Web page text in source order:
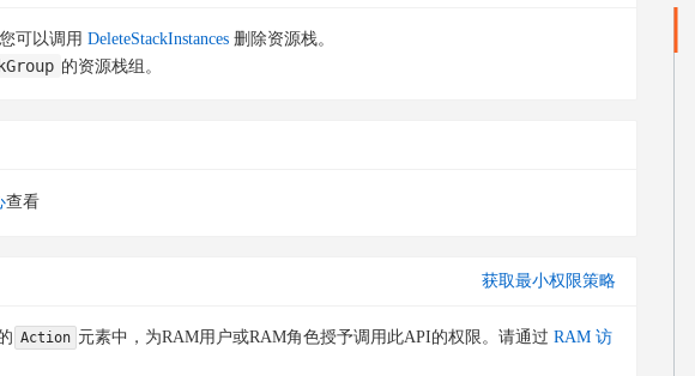
可以调用 DeleteStackInstances 删除资源栈。
的资源栈组。
查看
获取最小权限策略
Action 元素中，为RAM用户或RAM角色授予调用此API的权限。请通过 RAM 访